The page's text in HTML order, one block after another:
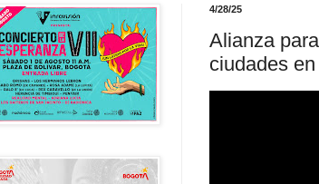
4/28/25
Alianza
ciudades